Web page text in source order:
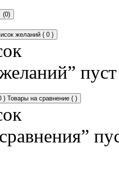
(0)
желаний ( 0 )
пуст
) Товары на сравнение ( )